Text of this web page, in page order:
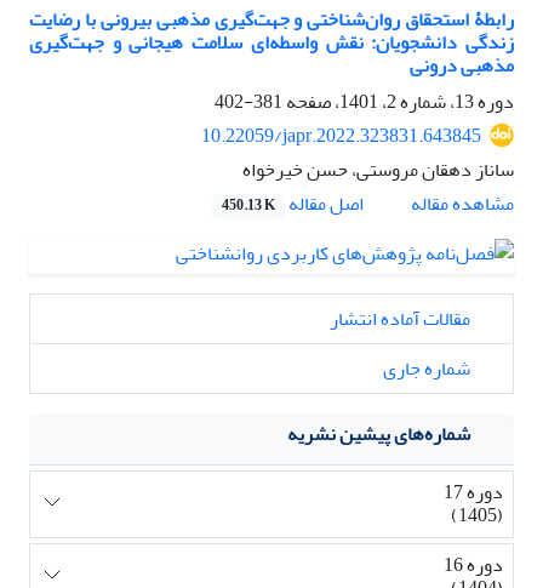
رابطۀ استحقاق روان‌شناختی و جهت‌گیری مذهبی بیرونی با رضایت
زندگی دانشجویان: نقش واسطه‌ای سلامت هیجانی و جهت‌گیری
مذهبی درونی
دوره 13، شماره 2، 1401، صفحه
381-402
10.22059/japr.2022.323831.643845
ساناز دهقان مروستی، حسن خیرخواه
مشاهده مقاله
اصل مقاله 450.13 K
مقالات آماده انتشار
شماره جاری
شماره‌های پیشین نشریه
دوره 17
(1405)
دوره 16